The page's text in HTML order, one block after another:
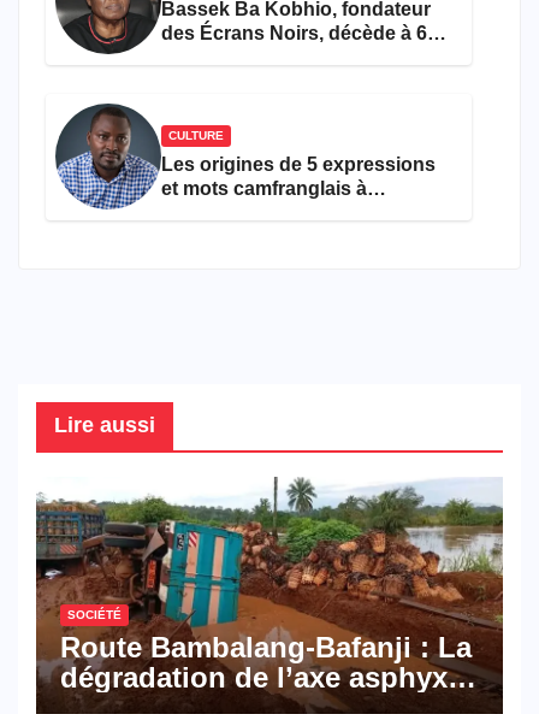
Bassek Ba Kobhio, fondateur
des Écrans Noirs, décède à 69
CULTURE
Les origines de 5 expressions
et mots camfranglais à
Lire aussi
SOCIÉTÉ
Route Bambalang-Bafanji : La
dégradation de l’axe asphyxie
les activités économiques